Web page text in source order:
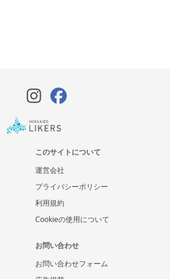
このサイトについて
運営会社
プライバシーポリシー
利用規約
Cookieの使用について
お問い合わせ
お問い合わせフォーム